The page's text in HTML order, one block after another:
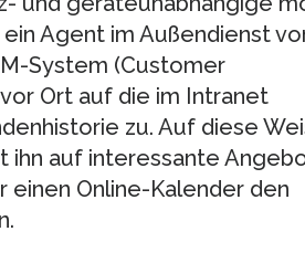
Agent im Außendienst
System (Customer
Ort auf die im Intranet
zu. Auf diese
ihn auf interessante
einen Online-Kalender den